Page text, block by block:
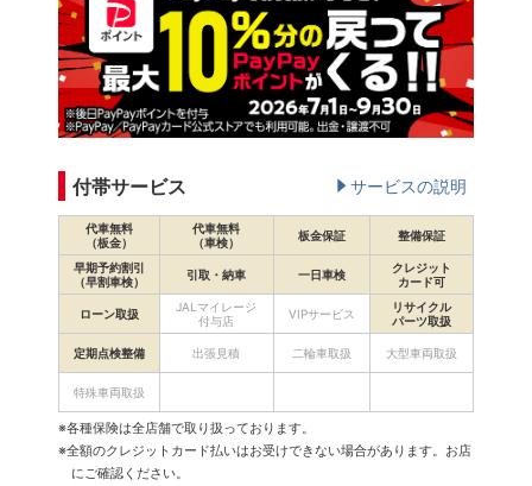
付帯サービス サービスの説明
代車無料
（板金）
代車無料
（車検）
板金保証 整備保証
早期予約割引
（早割車検）
引取・納車 一日車検
クレジット
カード可
ローン取扱
JALマイレージ
付与店
VIPサービス
リサイクル
パーツ取扱
定期点検整備 出張見積 二輪車取扱 大型車両取扱
特殊車両取扱
※各種保険は全店舗で取り扱っております。
※全額のクレジットカード払いはお受けできない場合があります。お店
にご確認ください。